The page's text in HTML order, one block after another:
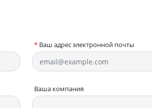
* Ваш адрес электронной почты
Ваша компания